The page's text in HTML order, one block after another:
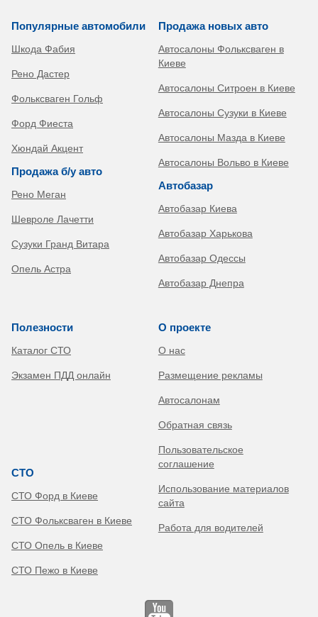
Популярные автомобили
Шкода Фабия
Рено Дастер
Фольксваген Гольф
Форд Фиеста
Хюндай Акцент
Продажа б/у авто
Рено Меган
Шевроле Лачетти
Сузуки Гранд Витара
Опель Астра
Продажа новых авто
Автосалоны Фольксваген в
Киеве
Автосалоны Ситроен в Киеве
Автосалоны Сузуки в Киеве
Автосалоны Мазда в Киеве
Автосалоны Вольво в Киеве
Автобазар
Автобазар Киева
Автобазар Харькова
Автобазар Одессы
Автобазар Днепра
Полезности
Каталог СТО
Экзамен ПДД онлайн
СТО
СТО Форд в Киеве
СТО Фольксваген в Киеве
СТО Опель в Киеве
СТО Пежо в Киеве
О проекте
О нас
Размещение рекламы
Автосалонам
Обратная связь
Пользовательское
соглашение
Использование материалов
сайта
Работа для водителей